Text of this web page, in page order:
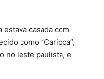
casada com
como “Carioca”,
no leste paulista, e